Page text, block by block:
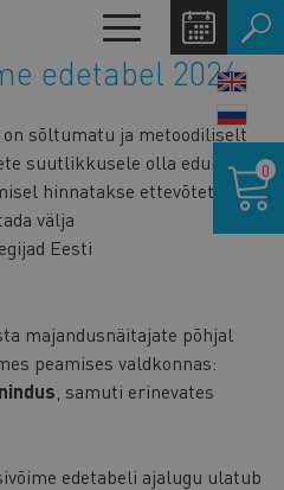
Toggle
navigation
edetabel 2026
sõltumatu ja metoodiliselt
suutlikkusele olla edukad
hinnatakse ettevõtete
välja
Eesti
majandusnäitajate põhjal
peamises valdkonnas:
, samuti erinevates
edetabeli ajalugu ulatub
0